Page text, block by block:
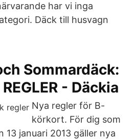
har vi inga
Däck till husvagn
Sommardäck:
- Däckia
Nya regler för B-
körkort. För dig som
januari 2013 gäller nya